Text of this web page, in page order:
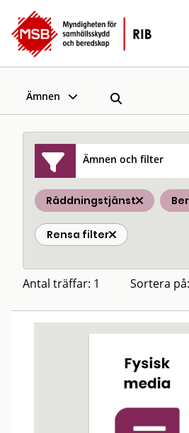
Ämnen
Ämnen och filter
Räddningstjänst
Rensa filter
Antal träffar: 1 Sortera på: